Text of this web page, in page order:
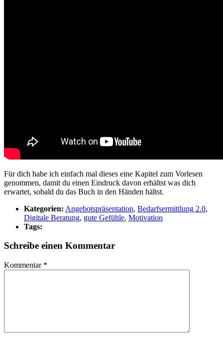
Für dich habe ich einfach mal dieses eine Kapitel zum Vorlesen
genommen, damit du einen Eindruck davon erhältst was dich
erwartet, sobald du das Buch in den Händen hältst.
Kategorien: Angebotspräsentation, Bedarfsermittlung 2.0,
Digitale Beratung, gute Gefühle, Motivation
Tags:
Schreibe einen Kommentar
Kommentar *